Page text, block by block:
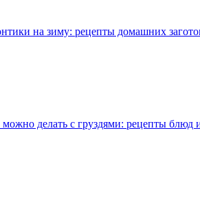
на зиму: рецепты домашних
можно делать с груздями: рецепты блюд